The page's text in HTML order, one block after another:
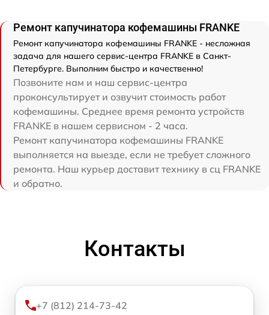
Ремонт капучинатора кофемашины FRANKE
Ремонт капучинатора кофемашины FRANKE - несложная
задача для нашего сервис-центра FRANKE в Санкт-
Петербурге. Выполним быстро и качественно!
Позвоните нам и наш сервис-центра
проконсультирует и озвучит стоимость работ
кофемашины. Среднее время ремонта устройств
FRANKE в нашем сервисном - 2 часа.
Ремонт капучинатора кофемашины FRANKE
выполняется на выезде, если не требует сложного
ремонта. Наш курьер доставит технику в сц FRANKE
и обратно.
Контакты
+7 (812) 214-73-42